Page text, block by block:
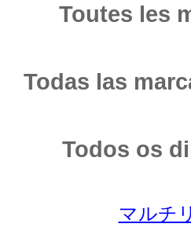
Toutes les
Todas las
Todos os
マルチ